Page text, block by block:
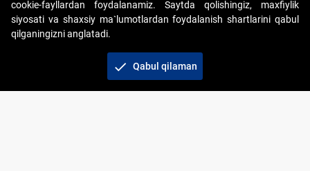
Copyright © 2017-2026. "Elektron onlayn-auksionlarni
tashkil etish" AJ. Barcha huquqlar himoyalangan
cookie-fayllardan foydalanamiz. Saytda qolishingiz, maxfiylik
siyosati va shaxsiy ma`lumotlardan foydalanish shartlarini qabul
qilganingizni anglatadi.
check Qabul qilaman